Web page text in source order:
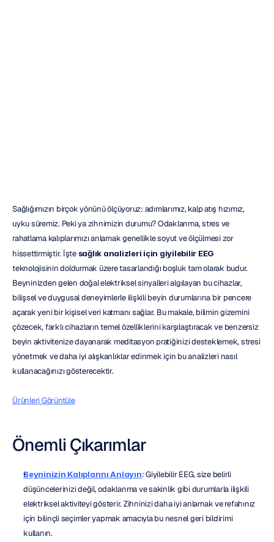
Sağlığımızın birçok yönünü ölçüyoruz: adımlarımız, kalp atış hızımız,
uyku süremiz. Peki ya zihnimizin durumu? Odaklanma, stres ve
rahatlama kalıplarımızı anlamak genellikle soyut ve ölçülmesi zor
hissettirmiştir. İşte sağlık analizleri için giyilebilir EEG
teknolojisinin doldurmak üzere tasarlandığı boşluk tam olarak budur.
Beyninizden gelen doğal elektriksel sinyalleri algılayan bu cihazlar,
bilişsel ve duygusal deneyimlerle ilişkili beyin durumlarına bir pencere
açarak yeni bir kişisel veri katmanı sağlar. Bu makale, bilimin gizemini
çözecek, farklı cihazların temel özelliklerini karşılaştıracak ve benzersiz
beyin aktivitenize dayanarak meditasyon pratiğinizi desteklemek, stresi
yönetmek ve daha iyi alışkanlıklar edinmek için bu analizleri nasıl
kullanacağınızı gösterecektir.
Ürünleri Görüntüle
Önemli Çıkarımlar
Beyninizin Kalıplarını Anlayın: Giyilebilir EEG, size belirli
düşüncelerinizi değil, odaklanma ve sakinlik gibi durumlarla ilişkili
elektriksel aktiviteyi gösterir. Zihninizi daha iyi anlamak ve refahınız
için bilinçli seçimler yapmak amacıyla bu nesnel geri bildirimi
kullanın.